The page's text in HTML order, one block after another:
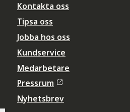
Kontakta oss
Tipsa oss
Jobba hos oss
Kundservice
Medarbetare
Pressrum
Nyhetsbrev